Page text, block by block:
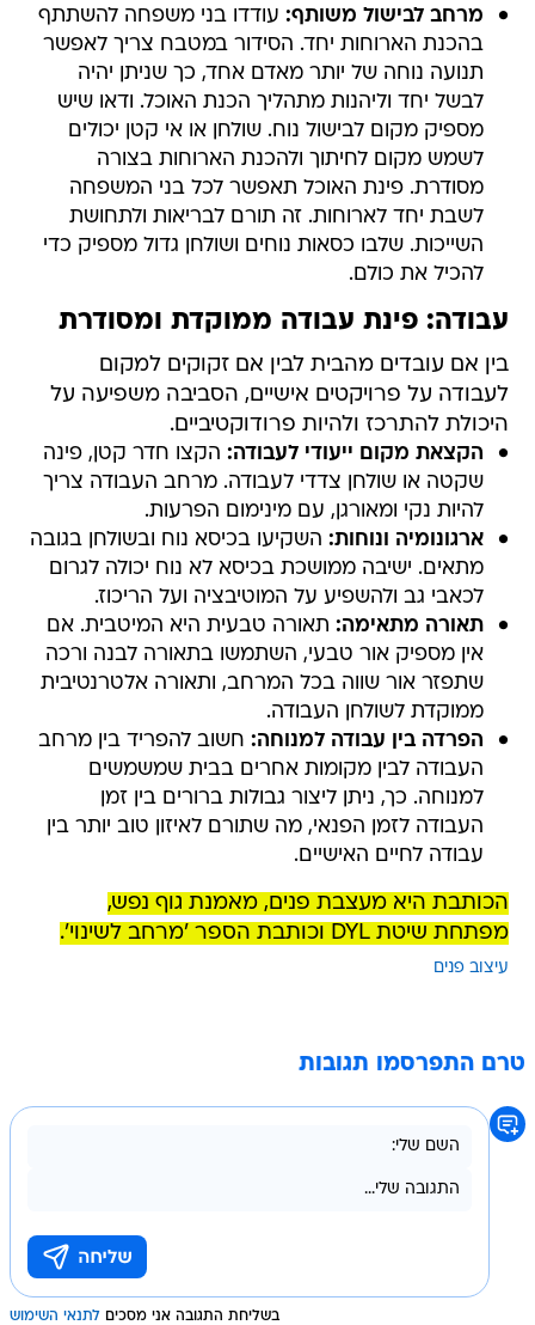
מרחב לבישול משותף: עודדו בני משפחה להשתתף
בהכנת הארוחות יחד. הסידור במטבח צריך לאפשר
תנועה נוחה של יותר מאדם אחד, כך שניתן יהיה
לבשל יחד וליהנות מתהליך הכנת האוכל. ודאו שיש
מספיק מקום לבישול נוח. שולחן או אי קטן יכולים
לשמש מקום לחיתוך ולהכנת הארוחות בצורה
מסודרת. פינת האוכל תאפשר לכל בני המשפחה
לשבת יחד לארוחות. זה תורם לבריאות ולתחושת
השייכות. שלבו כסאות נוחים ושולחן גדול מספיק כדי
להכיל את כולם.
עבודה: פינת עבודה ממוקדת ומסודרת
בין אם עובדים מהבית לבין אם זקוקים למקום
לעבודה על פרויקטים אישיים, הסביבה משפיעה על
היכולת להתרכז ולהיות פרודוקטיביים.
הקצאת מקום ייעודי לעבודה: הקצו חדר קטן, פינה
שקטה או שולחן צדדי לעבודה. מרחב העבודה צריך
להיות נקי ומאורגן, עם מינימום הפרעות.
ארגונומיה ונוחות: השקיעו בכיסא נוח ובשולחן בגובה
מתאים. ישיבה ממושכת בכיסא לא נוח יכולה לגרום
לכאבי גב ולהשפיע על המוטיבציה ועל הריכוז.
תאורה מתאימה: תאורה טבעית היא המיטבית. אם
אין מספיק אור טבעי, השתמשו בתאורה לבנה ורכה
שתפזר אור שווה בכל המרחב, ותאורה אלטרנטיבית
ממוקדת לשולחן העבודה.
הפרדה בין עבודה למנוחה: חשוב להפריד בין מרחב
העבודה לבין מקומות אחרים בבית שמשמשים
למנוחה. כך, ניתן ליצור גבולות ברורים בין זמן
העבודה לזמן הפנאי, מה שתורם לאיזון טוב יותר בין
עבודה לחיים האישיים.
הכותבת היא מעצבת פנים, מאמנת גוף נפש,
מפתחת שיטת DYL וכותבת הספר 'מרחב לשינוי'.
עיצוב פנים
טרם התפרסמו תגובות
בשליחת התגובה אני מסכים לתנאי השימוש